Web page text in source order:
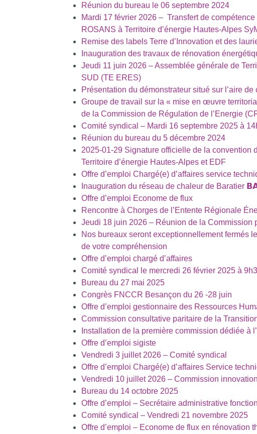
Réunion du bureau le 06 septembre 2024
Mardi 17 février 2026 – Transfert de
ROSANS à Territoire d’énergie Hautes-Alpes
Remise des labels Terre d’Innovation et des
Inauguration des travaux de rénovation
Jeudi 11 juin 2026 – Assemblée générale de
SUD (TE ERES)
Présentation du démonstrateur situé sur l’aire
Groupe de travail sur la « mise en œuvre
de la Commission de Régulation de l’Energie
Comité syndical – Mardi 16 septembre 2025 à
Réunion du bureau du 5 décembre 2024
2025-01-29 Signature officielle de la convention
Territoire d’énergie Hautes-Alpes et EDF
Offre d’emploi Chargé(e) d’affaires service
Inauguration du réseau de chaleur de Baratier
Offre d’emploi Econome de flux
Rencontre à Chorges de l’Entente Régionale
Jeudi 18 juin 2026 – Réunion de la Commission
Nos bureaux seront exceptionnellement fermés
de votre compréhension
Offre d’emploi chargé d’affaires
Comité syndical le mercredi 26 février 2025 à
Bureau du 27 mai 2025
Congrès FNCCR Besançon du 26 -28 juin
Offre d’emploi gestionnaire des Ressources
Commission consultative paritaire de la
Installation de la première commission dédiée à
Offre d’emploi sigiste
Vendredi 3 juillet 2026 – Comité syndical
Offre d’emploi Chargé(e) d’affaires Service
Vendredi 10 juillet 2026 – Commission innovation
Bureau du 14 octobre 2025
Offre d’emploi – Secrétaire administrative
Comité syndical – Vendredi 21 novembre 2025
Offre d’emploi – Econome de flux en rénovation